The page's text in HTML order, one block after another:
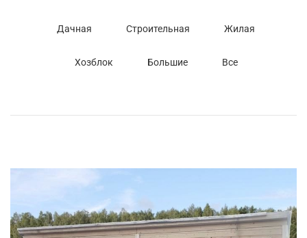
Дачная Строительная Жилая
Хозблок Большие Все